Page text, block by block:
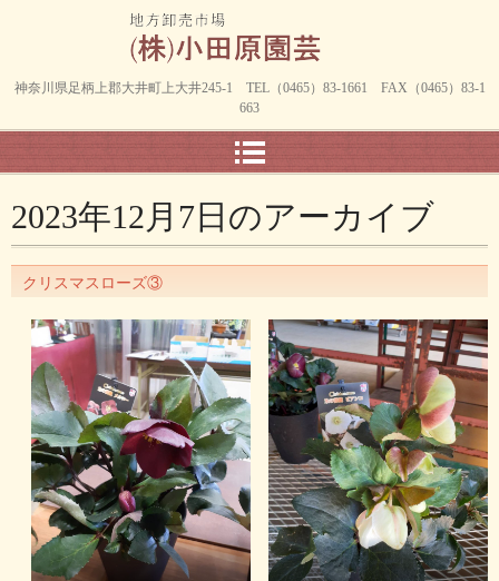
神奈川県足柄上郡大井町上大井245-1 TEL（0465）83-1661 FAX（0465）83-1
663
2023年12月7日 のアーカイブ
クリスマスローズ③